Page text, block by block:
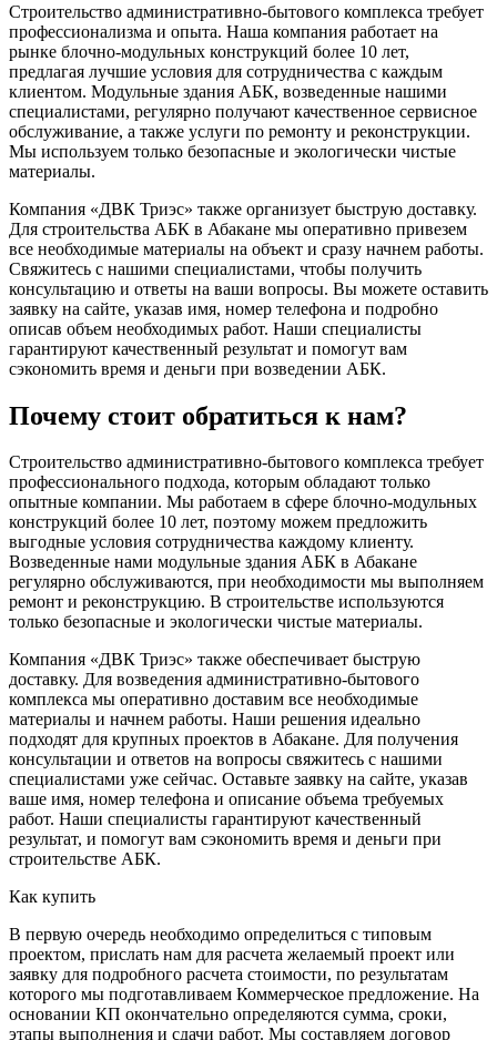
Строительство административно-бытового комплекса требует
профессионализма и опыта. Наша компания работает на
рынке блочно-модульных конструкций более 10 лет,
предлагая лучшие условия для сотрудничества с каждым
клиентом. Модульные здания АБК, возведенные нашими
специалистами, регулярно получают качественное сервисное
обслуживание, а также услуги по ремонту и реконструкции.
Мы используем только безопасные и экологически чистые
материалы.
Компания «ДВК Триэс» также организует быструю доставку.
Для строительства АБК в Абакане мы оперативно привезем
все необходимые материалы на объект и сразу начнем работы.
Свяжитесь с нашими специалистами, чтобы получить
консультацию и ответы на ваши вопросы. Вы можете оставить
заявку на сайте, указав имя, номер телефона и подробно
описав объем необходимых работ. Наши специалисты
гарантируют качественный результат и помогут вам
сэкономить время и деньги при возведении АБК.
Почему стоит обратиться к нам?
Строительство административно-бытового комплекса требует
профессионального подхода, которым обладают только
опытные компании. Мы работаем в сфере блочно-модульных
конструкций более 10 лет, поэтому можем предложить
выгодные условия сотрудничества каждому клиенту.
Возведенные нами модульные здания АБК в Абакане
регулярно обслуживаются, при необходимости мы выполняем
ремонт и реконструкцию. В строительстве используются
только безопасные и экологически чистые материалы.
Компания «ДВК Триэс» также обеспечивает быструю
доставку. Для возведения административно-бытового
комплекса мы оперативно доставим все необходимые
материалы и начнем работы. Наши решения идеально
подходят для крупных проектов в Абакане. Для получения
консультации и ответов на вопросы свяжитесь с нашими
специалистами уже сейчас. Оставьте заявку на сайте, указав
ваше имя, номер телефона и описание объема требуемых
работ. Наши специалисты гарантируют качественный
результат, и помогут вам сэкономить время и деньги при
строительстве АБК.
Как купить
В первую очередь необходимо определиться с типовым
проектом, прислать нам для расчета желаемый проект или
заявку для подробного расчета стоимости, по результатам
которого мы подготавливаем Коммерческое предложение. На
основании КП окончательно определяются сумма, сроки,
этапы выполнения и сдачи работ. Мы составляем договор